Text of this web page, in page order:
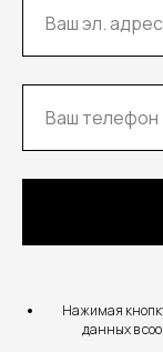
Нажимая
данных в